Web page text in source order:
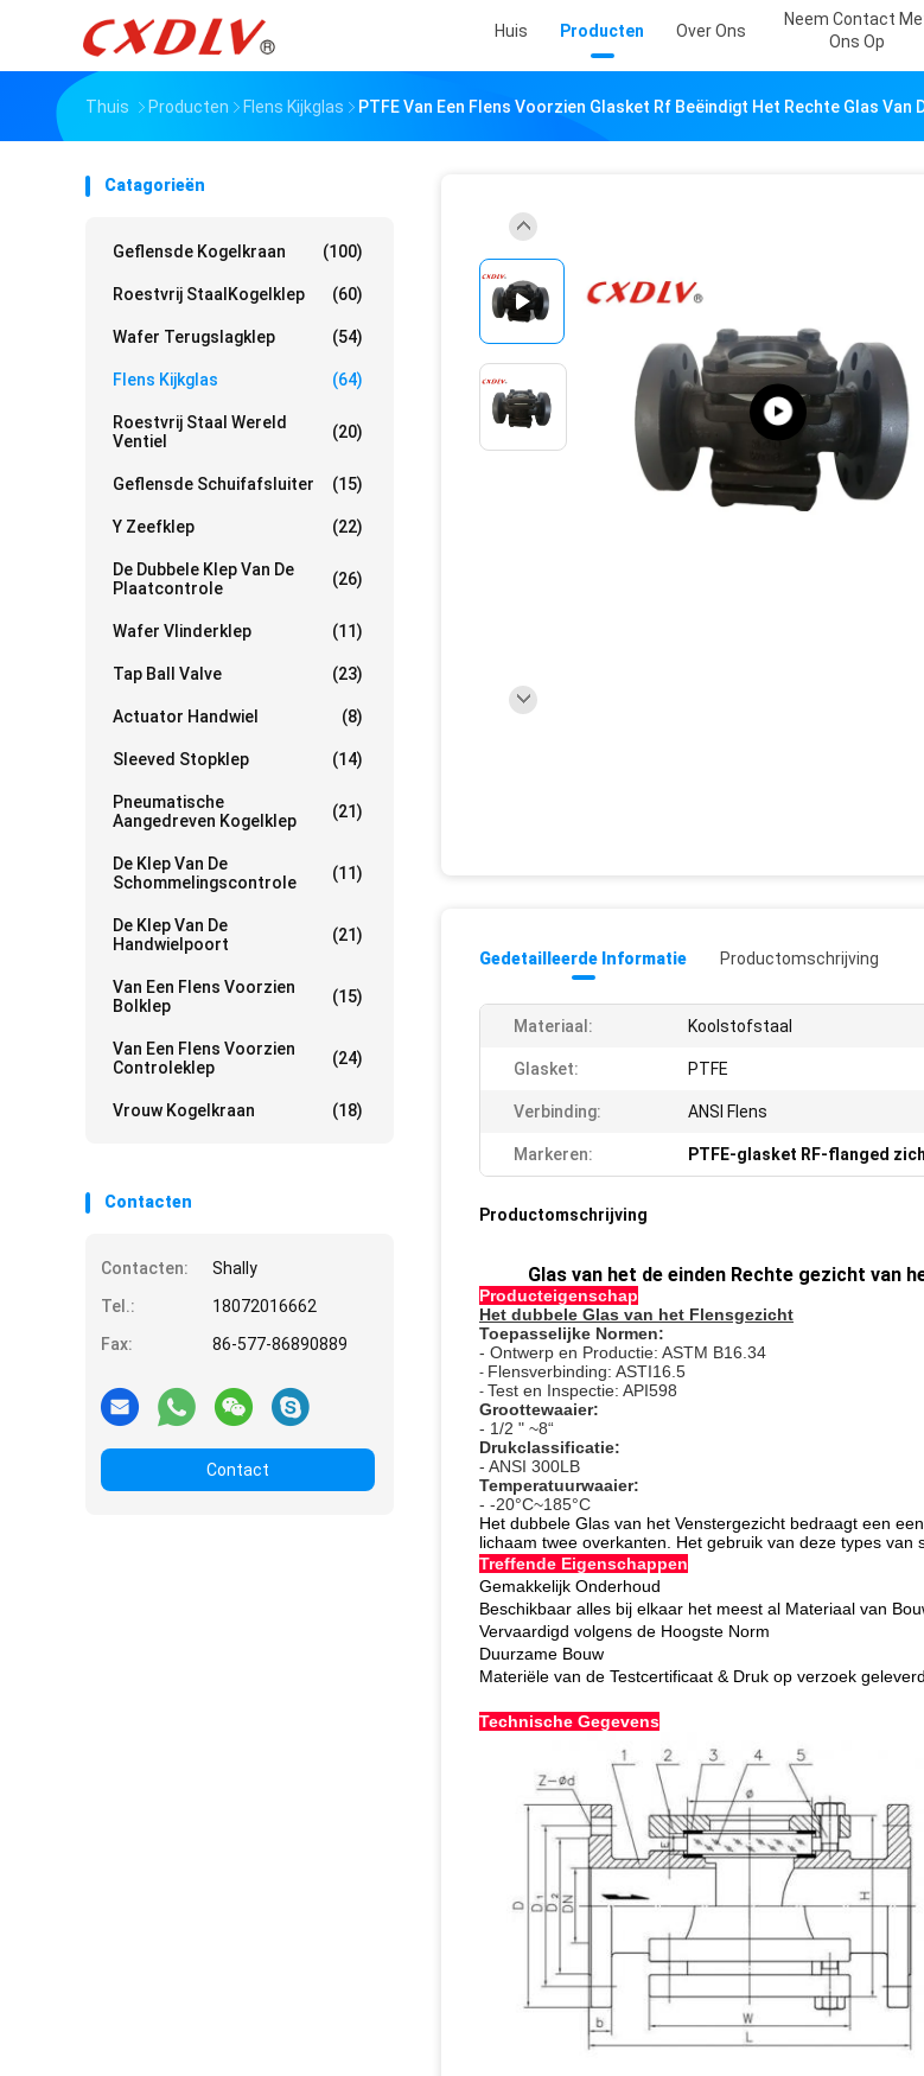
Huis Producten Over Ons
Neem Contact
Ons Op
Thuis Producten Flens Kijkglas PTFE Van Een Flens Voorzien Glasket Rf Beëindigt Het Rechte Glas
Catagorieën
Geflensde Kogelkraan (100)
Roestvrij StaalKogelklep (60)
Wafer Terugslagklep (54)
Flens Kijkglas (64)
Roestvrij Staal Wereld
Ventiel
(20)
Geflensde Schuifafsluiter (15)
Y Zeefklep (22)
De Dubbele Klep Van De
Plaatcontrole
(26)
Wafer Vlinderklep (11)
Tap Ball Valve (23)
Actuator Handwiel (8)
Sleeved Stopklep (14)
Pneumatische
Aangedreven Kogelklep
(21)
De Klep Van De
Schommelingscontrole
(11)
De Klep Van De
Handwielpoort
(21)
Van Een Flens Voorzien
Bolklep
(15)
Van Een Flens Voorzien
Controleklep
(24)
Vrouw Kogelkraan (18)
Contacten
Contacten:
Shally
Tel.:
18072016662
Fax:
86-577-86890889
Contact
Gedetailleerde Informatie Productomschrijving
Materiaal: Koolstofstaal
Glasket: PTFE
Verbinding: ANSI Flens
Markeren: PTFE-glasket RF-flanged
Productomschrijving
Glas van het de einden Rechte gezicht van
Producteigenschap
Het dubbele Glas van het Flensgezicht
Toepasselijke Normen:
- Ontwerp en Productie: ASTM B16.34
- Flensverbinding: ASTI16.5
- Test en Inspectie: API598
Groottewaaier:
- 1/2 " ~8“
Drukclassificatie:
- ANSI 300LB
Temperatuurwaaier:
- -20°C~185°C
Het dubbele Glas van het Venstergezicht bedraagt een
lichaam twee overkanten. Het gebruik van deze types
Treffende Eigenschappen
Gemakkelijk Onderhoud
Beschikbaar alles bij elkaar het meest al Materiaal van
Vervaardigd volgens de Hoogste Norm
Duurzame Bouw
Materiële van de Testcertificaat & Druk op verzoek
Technische Gegevens